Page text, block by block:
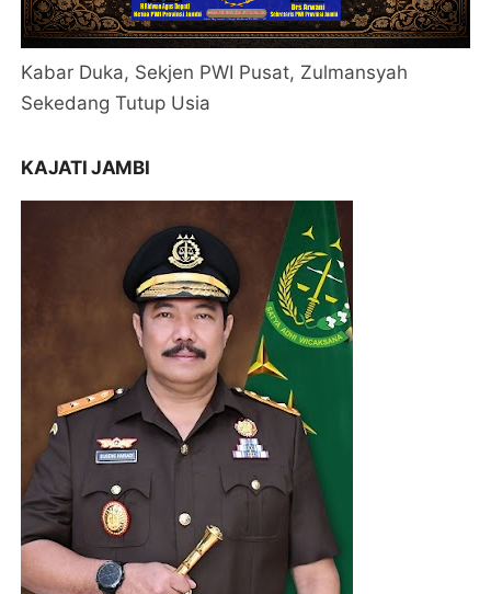
Kabar Duka, Sekjen PWI Pusat, Zulmansyah
Sekedang Tutup Usia
KAJATI JAMBI